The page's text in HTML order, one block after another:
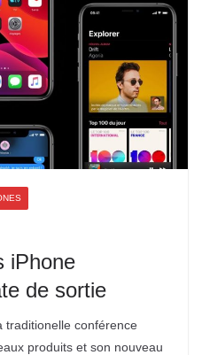
iPhone
de sortie
traditionelle conférence
produits et son nouveau